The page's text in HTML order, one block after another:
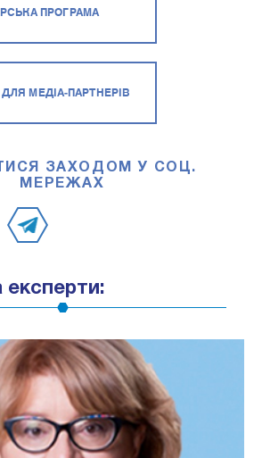
ПРОГРАМА
МЕДІА-ПАРТНЕРІВ
ЗАХОДОМ У СОЦ.
МЕРЕЖАХ
експерти: